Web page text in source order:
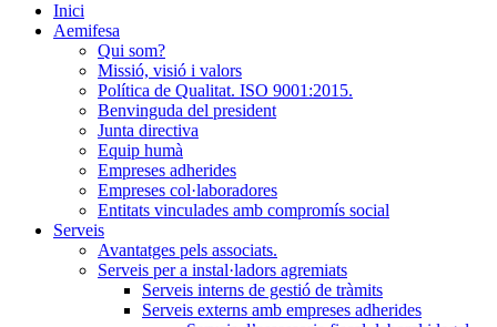
Inici
Aemifesa
Qui som?
Missió, visió i valors
Política de Qualitat. ISO 9001:2015.
Benvinguda del president
Junta directiva
Equip humà
Empreses adherides
Empreses col·laboradores
Entitats vinculades amb compromís social
Serveis
Avantatges pels associats.
Serveis per a instal·ladors agremiats
Serveis interns de gestió de tràmits
Serveis externs amb empreses adherides